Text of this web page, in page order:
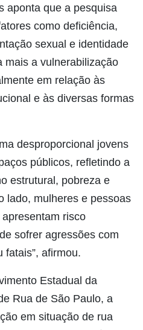
aponta que a pesquisa
como deficiência,
sexual e identidade
mais a vulnerabilização
em relação às
e às diversas formas
desproporcional jovens
públicos, refletindo a
estrutural, pobreza e
lado, mulheres e pessoas
risco
sofrer agressões com
fatais”, afirmou.
Estadual da
Rua de São Paulo, a
em situação de rua